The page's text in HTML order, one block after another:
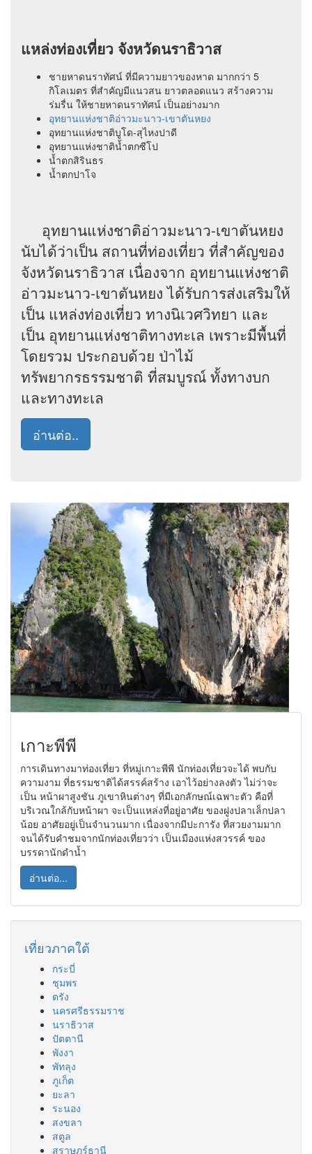
แหล่งท่องเที่ยว จังหวัดนราธิวาส
ชายหาดนราทัศน์ ที่มีความยาวของหาด มากกว่า 5
กิโลเมตร ที่สำคัญมีแนวสน ยาวตลอดแนว สร้างความ
ร่มรื่น ให้ชายหาดนราทัศน์ เป็นอย่างมาก
อุทยานแห่งชาติอ่าวมะนาว-เขาตันหยง
อุทยานแห่งชาติบูโด-สุไหงปาดี
อุทยานแห่งชาติน้ำตกซีโป
น้ำตกสิรินธร
น้ำตกปาโจ
อุทยานแห่งชาติอ่าวมะนาว-เขาตันหยง
นับได้ว่าเป็น สถานที่ท่องเที่ยว ที่สำคัญของ
จังหวัดนราธิวาส เนื่องจาก อุทยานแห่งชาติ
อ่าวมะนาว-เขาตันหยง ได้รับการส่งเสริมให้
เป็น แหล่งท่องเที่ยว ทางนิเวศวิทยา และ
เป็น อุทยานแห่งชาติทางทะเล เพราะมีพื้นที่
โดยรวม ประกอบด้วย ป่าไม้
ทรัพยากรธรรมชาติ ที่สมบูรณ์ ทั้งทางบก
และทางทะเล
อ่านต่อ..
เกาะพีพี
การเดินทางมาท่องเที่ยว ที่หมู่เกาะพีพี นักท่องเที่ยวจะได้ พบกับ
ความงาม ที่ธรรมชาติได้สรรค์สร้าง เอาไว้อย่างลงตัว ไม่ว่าจะ
เป็น หน้าผาสูงชัน ภูเขาหินต่างๆ ที่มีเอกลักษณ์เฉพาะตัว คือที่
บริเวณใกล้กับหน้าผา จะเป็นแหล่งที่อยู่อาศัย ของฝูงปลาเล็กปลา
น้อย อาศัยอยู่เป็นจำนวนมาก เนื่องจากมีปะการัง ที่สวยงามมาก
จนได้รับคำชมจากนักท่องเที่ยวว่า เป็นเมืองแห่งสวรรค์ ของ
บรรดานักดำน้ำ
อ่านต่อ...
เที่ยวภาคใต้
กระบี่
ชุมพร
ตรัง
นครศรีธรรมราช
นราธิวาส
ปัตตานี
พังงา
พัทลุง
ภูเก็ต
ยะลา
ระนอง
สงขลา
สตูล
สุราษฎร์ธานี